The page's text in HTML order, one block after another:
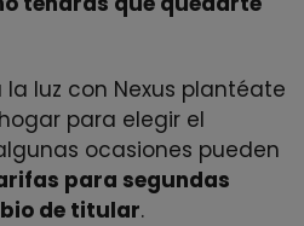
luz con Nexus plantéate
para elegir el
ocasiones pueden
para segundas
de titular.